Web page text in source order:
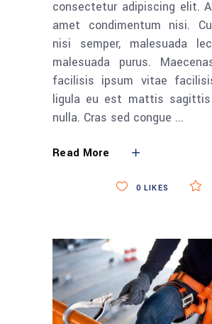
consectetur adipiscing elit.
amet condimentum nisi.
nisi semper, malesuada
malesuada purus.
facilisis ipsum vitae
ligula eu est mattis
nulla. Cras sed congue
Read More
0 LIKES